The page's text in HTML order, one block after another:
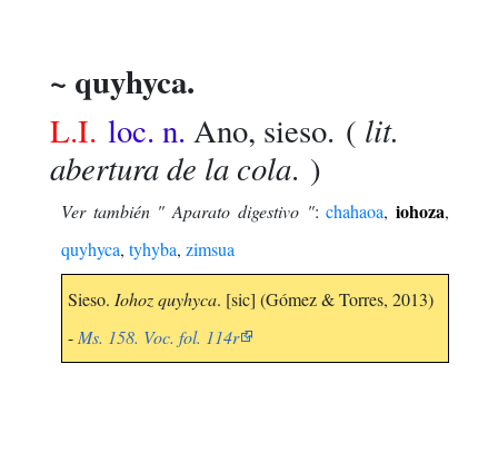
~ quyhyca.
L.I. loc. n. Ano, sieso. ( lit.
abertura de la cola. )
Ver también " Aparato digestivo ":chahaoa,iohoza,
quyhyca, tyhyba, zimsua
Sieso. Iohoz quyhyca. [sic] (Gómez & Torres, 2013)
- Ms. 158. Voc. fol. 114r